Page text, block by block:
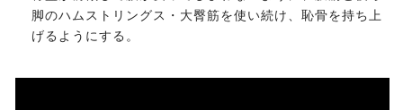
脚のハムストリングス・大臀筋を使い続け、恥骨を持ち上
げるようにする。